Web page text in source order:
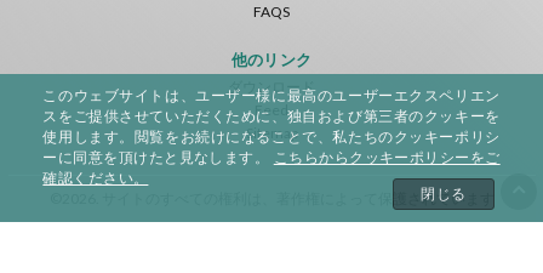
FAQS
他のリンク
ダウンロード
Feed
Sitemap
©2026. サイトのすべての権利は、著作権によって保護されています
このウェブサイトは、ユーザー様に最高のユーザーエクスペリエン
スをご提供させていただくために、独自および第三者のクッキーを
使用します。閲覧をお続けになることで、私たちのクッキーポリシ
ーに同意を頂けたと見なします。 こちらからクッキーポリシーをご
確認ください。
閉じる